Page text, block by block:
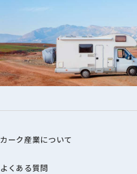
カーク産業について
よくある質問